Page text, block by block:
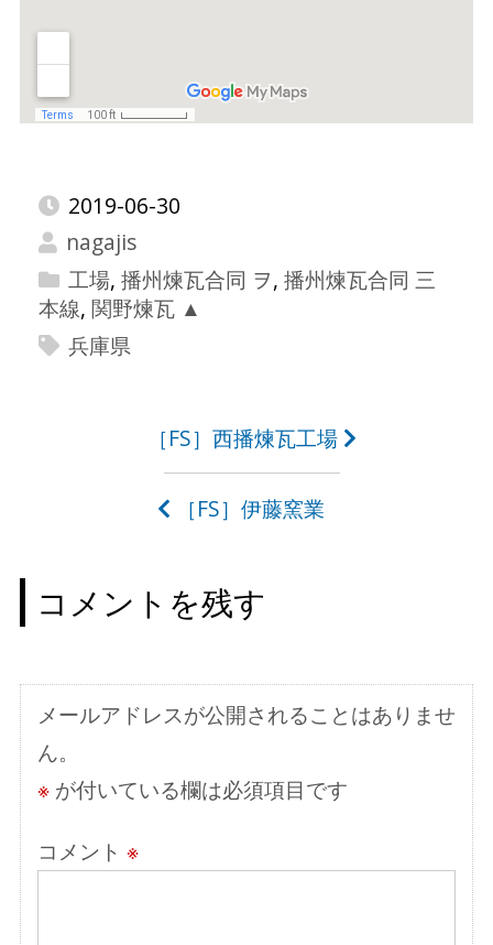
2019-06-30
nagajis
工場, 播州煉瓦合同 ヲ, 播州煉瓦合同 三
本線,関野煉瓦 ▲
兵庫県
ビ
ゲ
シ
ョ
ン
［FS］西播煉瓦工場
［FS］伊藤窯業
コメントを残す
メールアドレスが公開されることはありませ
ん。
※が付いている欄は必須項目です
コメント ※